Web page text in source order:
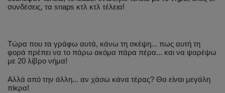
συνδέσεις, τα snaps κτλ κτλ τέλεια!
Τώρα που τα γράφω αυτά, κάνω τη σκέψη... πως αυτή τη
φορά πρέπει να το πάρω ακόμα πάρα πέρα... και να ψαρέψω
με 20 λίβρο νήμα!
Αλλά από την άλλη... αν χάσω κάνα τέρας? Θα είναι μεγάλη
πίκρα!